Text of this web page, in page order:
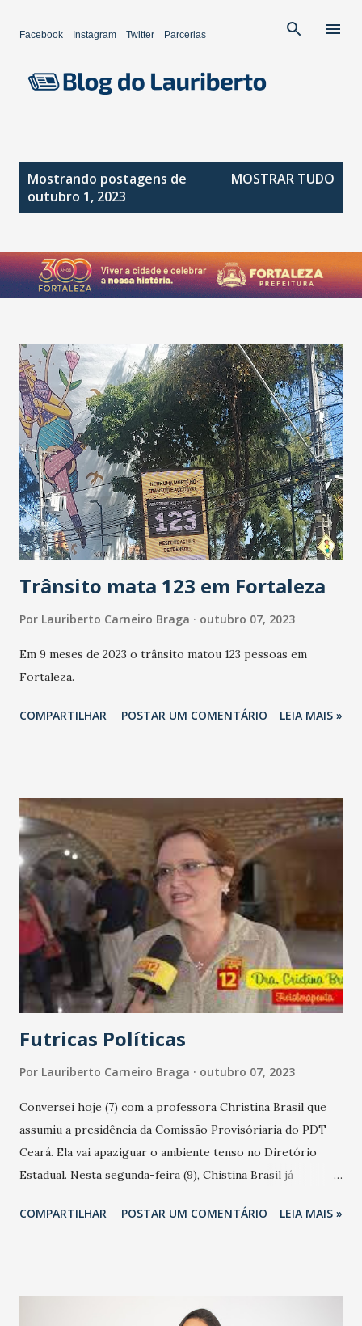
Facebook Instagram Twitter Parcerias
a
g
e
Mostrando postagens de
outubro 1, 2023
MOSTRAR TUDO
Trânsito mata 123 em Fortaleza
Por Lauriberto Carneiro Braga outubro 07, 2023
Em 9 meses de 2023 o trânsito matou 123 pessoas em
Fortaleza.
COMPARTILHAR POSTAR UM COMENTÁRIO LEIA MAIS »
Futricas Políticas
Por Lauriberto Carneiro Braga outubro 07, 2023
Conversei hoje (7) com a professora Christina Brasil que
assumiu a presidência da Comissão Provisóriaria do PDT-
Ceará. Ela vai apaziguar o ambiente tenso no Diretório
Estadual. Nesta segunda-feira (9), Chistina Brasil já
Diretório Cearense do PDT. Comissão de Comando do
Iraguassu Teixeira Filho (Tesoureiro) Francisco Cláudio
COMPARTILHAR POSTAR UM COMENTÁRIO LEIA MAIS »